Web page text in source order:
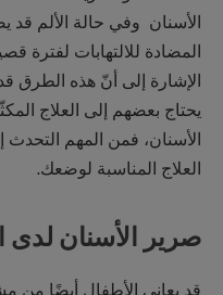
الأسنان وفي حالة الألم قد
الإشارة إلى أنّ هذه الطرق
يحتاج بعضهم إلى العلاج
الأسنان، فمن المهم
العلاج المناسبة لوضعك.
صرير الأسنان لدى
قد يعاني الأطفال أيضًا من